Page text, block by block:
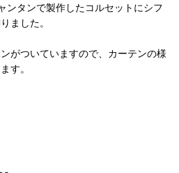
ンタンで製作したコルセットにシフ
ました。
がついていますので、カーテンの様
す。